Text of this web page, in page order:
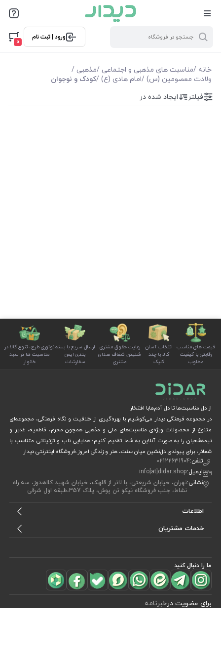
ورود | ثبت نام
0
خانه /مناسبت های مذهبی و اجتماعی /مذهبی /
ولادت معصومین (س) /امام هادی (ع) /کودک و نوجوان
فیلترها
موجودی
مشاهده محصولات(0)
فیلتر ایجاد شده در
قیمت های مناسب
رقابتی با کیفیت
مطلوب
انتخاب آسان
کالا با چند
کلیک
رعایت حقوق مشتری
شنیدن شفاف صدای
مشتری
ارسال سریع با بسته
بندی ایمن
سفارشات
نوآوری طرح، تنوع کالا در
مناسبت ها در سبد
خانوار
از دل مناسبت‌ها تا دل آدم‌هابا افتخار
در مجموعه فرهنگی دیدار می‌کوشیم با بهره‌گیری از خلاقیت و نگاه فرهنگی، مجموعه‌ای
متنوع از محصولات ویژه‌ی مناسبت‌های ملی و مذهبی همچون محرم، فاطمیه، غدیر و
نیمه‌شعبان را به صورت آنلاین به شما تقدیم کنیم؛ هدایایی ناب و تزئیناتی متناسب با
شعائر، برای پیوندی دل‌نشین میان سنت، هنر و زندگی امروز.فروشگاه اینترنتی دیدار
تلفن:02122631904
ایمیل:info[at]didar.shop
نشانی:تهران، خیابان شریعتی، با لاتر از قلهک، خیابان شهید کلاهدوز، سه راه
نشاط، جنب فروشگاه نیکو تن پوش، پلاک 357،طبقه اول شرقی
اطلاعات
خدمات مشتریان
ما را دنبال کنید
برای عضویت درخبرنامه